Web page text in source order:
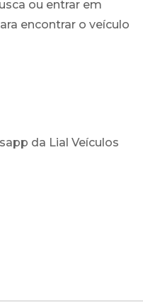
ou entrar em
encontrar o veículo
da Lial Veículos